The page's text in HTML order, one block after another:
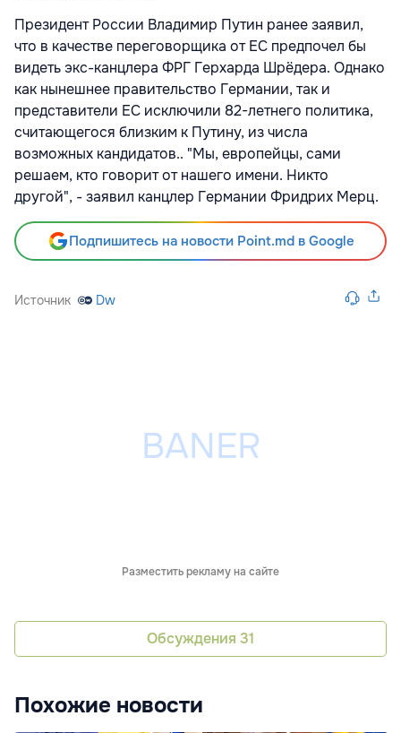
Президент России Владимир Путин ранее заявил,
что в качестве переговорщика от ЕС предпочел бы
видеть экс-канцлера ФРГ Герхарда Шрёдера. Однако
как нынешнее правительство Германии, так и
представители ЕС исключили 82-летнего политика,
считающегося близким к Путину, из числа
возможных кандидатов.. "Мы, европейцы, сами
решаем, кто говорит от нашего имени. Никто
другой", - заявил канцлер Германии Фридрих Мерц.
Подпишитесь на новости Point.md в Google
Источник Dw
Разместить рекламу на сайте
Обсуждения 31
Похожие новости